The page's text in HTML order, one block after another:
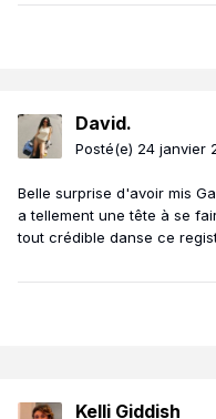
David.
Posté(e) 24 janvier
Belle surprise d'avoir mis
a tellement une tête à se
tout crédible danse ce
Kelli Giddish